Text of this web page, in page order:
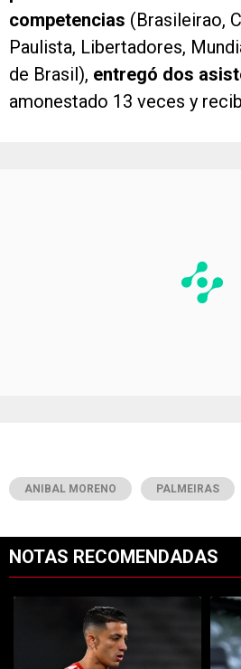
competencias (Brasileirao,
Paulista, Libertadores,
de Brasil), entregó dos
amonestado 13 veces y
ANIBAL MORENO PALMEIRAS
NOTAS RECOMENDADAS
Un artículo de tendencia con el títuloUn